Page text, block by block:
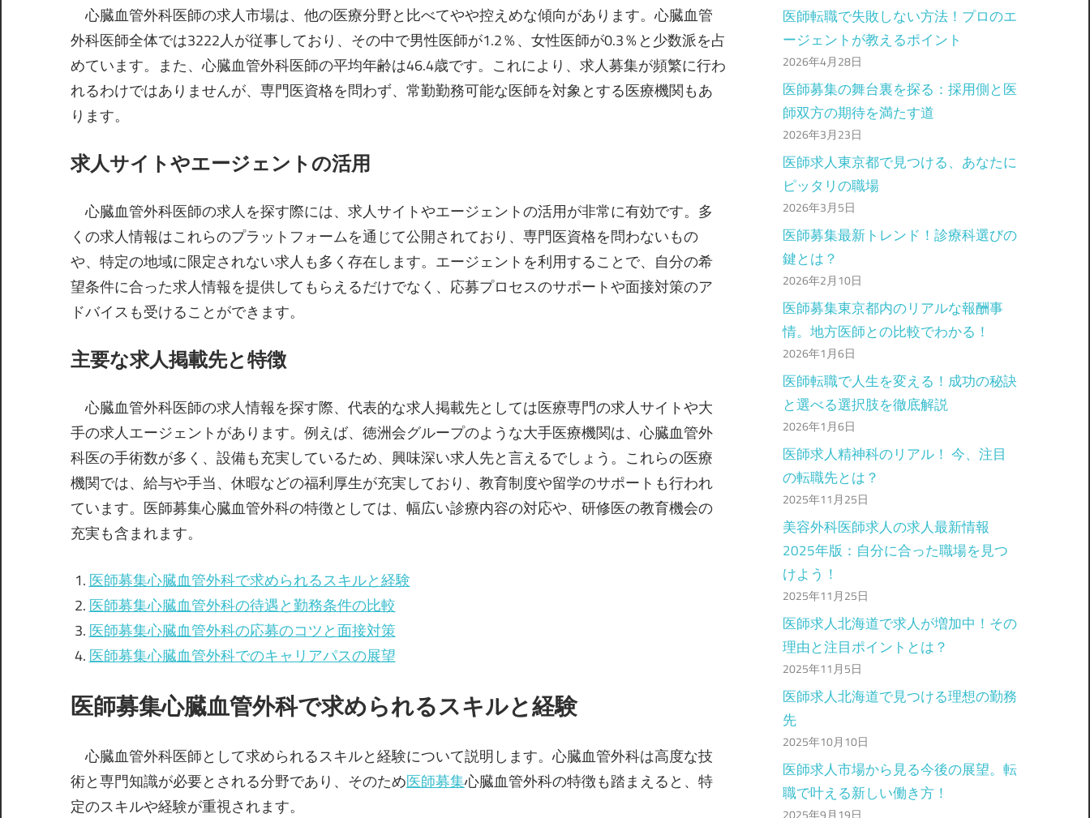
心臓血管外科医師の求人市場は、他の医療分野と比べてやや控えめな傾向があります。心臓血管
外科医師全体では3222人が従事しており、その中で男性医師が1.2％、女性医師が0.3％と少数派を占
めています。また、心臓血管外科医師の平均年齢は46.4歳です。これにより、求人募集が頻繁に行わ
れるわけではありませんが、専門医資格を問わず、常勤勤務可能な医師を対象とする医療機関もあ
ります。
求人サイトやエージェントの活用
心臓血管外科医師の求人を探す際には、求人サイトやエージェントの活用が非常に有効です。多
くの求人情報はこれらのプラットフォームを通じて公開されており、専門医資格を問わないもの
や、特定の地域に限定されない求人も多く存在します。エージェントを利用することで、自分の希
望条件に合った求人情報を提供してもらえるだけでなく、応募プロセスのサポートや面接対策のア
ドバイスも受けることができます。
主要な求人掲載先と特徴
心臓血管外科医師の求人情報を探す際、代表的な求人掲載先としては医療専門の求人サイトや大
手の求人エージェントがあります。例えば、徳洲会グループのような大手医療機関は、心臓血管外
科医の手術数が多く、設備も充実しているため、興味深い求人先と言えるでしょう。これらの医療
機関では、給与や手当、休暇などの福利厚生が充実しており、教育制度や留学のサポートも行われ
ています。医師募集心臓血管外科の特徴としては、幅広い診療内容の対応や、研修医の教育機会の
充実も含まれます。
医師募集心臓血管外科で求められるスキルと経験
医師募集心臓血管外科の待遇と勤務条件の比較
医師募集心臓血管外科の応募のコツと面接対策
医師募集心臓血管外科でのキャリアパスの展望
医師募集心臓血管外科で求められるスキルと経験
心臓血管外科医師として求められるスキルと経験について説明します。心臓血管外科は高度な技
術と専門知識が必要とされる分野であり、そのため医師募集心臓血管外科の特徴も踏まえると、特
定のスキルや経験が重視されます。
医師転職で失敗しない方法！プロのエ
ージェントが教えるポイント
2026年4月28日
医師募集の舞台裏を探る：採用側と医
師双方の期待を満たす道
2026年3月23日
医師求人東京都で見つける、あなたに
ピッタリの職場
2026年3月5日
医師募集最新トレンド！診療科選びの
鍵とは？
2026年2月10日
医師募集東京都内のリアルな報酬事
情。地方医師との比較でわかる！
2026年1月6日
医師転職で人生を変える！成功の秘訣
と選べる選択肢を徹底解説
2026年1月6日
医師求人精神科のリアル！ 今、注目
の転職先とは？
2025年11月25日
美容外科医師求人の求人最新情報
2025年版：自分に合った職場を見つ
けよう！
2025年11月25日
医師求人北海道で求人が増加中！その
理由と注目ポイントとは？
2025年11月5日
医師求人北海道で見つける理想の勤務
先
2025年10月10日
医師求人市場から見る今後の展望。転
職で叶える新しい働き方！
2025年9月19日